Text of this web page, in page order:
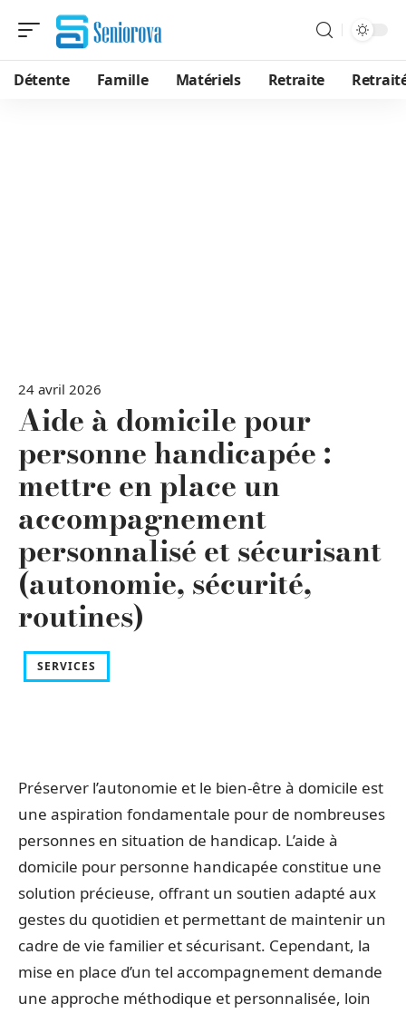
Détente Famille Matériels Retraite
24 avril 2026
Aide à domicile pour
personne handicapée :
mettre en place un
accompagnement
personnalisé et sécurisant
(autonomie, sécurité,
routines)
SERVICES
Préserver l’autonomie et le bien-être à domicile est
une aspiration fondamentale pour de nombreuses
personnes en situation de handicap. L’aide à
domicile pour personne handicapée constitue une
solution précieuse, offrant un soutien adapté aux
gestes du quotidien et permettant de maintenir un
cadre de vie familier et sécurisant. Cependant, la
mise en place d’un tel accompagnement demande
une approche méthodique et personnalisée, loin